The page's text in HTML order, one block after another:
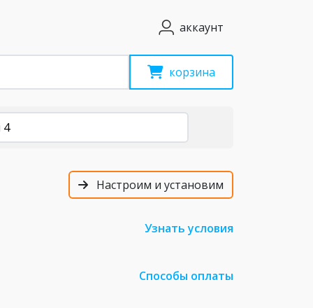
аккаунт
корзина
4
Настроим и установим
Узнать условия
Способы оплаты